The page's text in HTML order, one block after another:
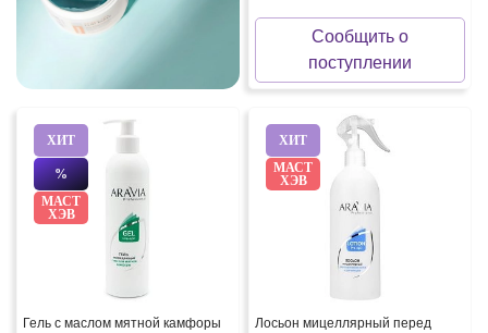
Сообщить о
поступлении
ХИТ
%
МАСТ
ХЭВ
Гель с маслом мятной камфоры
ХИТ
МАСТ
ХЭВ
Лосьон мицеллярный перед